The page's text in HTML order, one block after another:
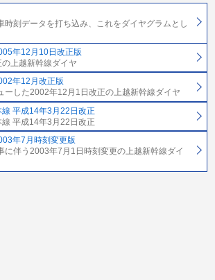
時刻データを打ち込み、これをダイヤグラムとし
年12月10日改正版
上越新幹線ダイヤ
年12月改正版
ーした2002年12月1日改正の上越新幹線ダイヤ
平成14年3月22日改正
平成14年3月22日改正
年7月時刻変更版
に伴う2003年7月1日時刻変更の上越新幹線ダイ